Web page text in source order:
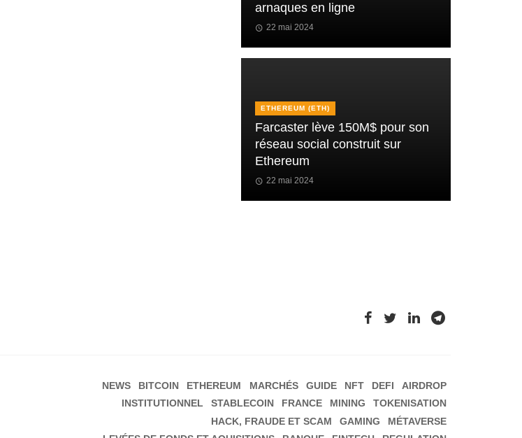
arnaques en ligne
22 mai 2024
ETHEREUM (ETH)
Farcaster lève 150M$ pour son
réseau social construit sur
Ethereum
22 mai 2024
NEWS BITCOIN ETHEREUM MARCHÉS GUIDE NFT DEFI
AIRDROP
INSTITUTIONNEL
STABLECOIN FRANCE MINING
TOKENISATION
HACK, FRAUDE ET SCAM
GAMING
MÉTAVERSE